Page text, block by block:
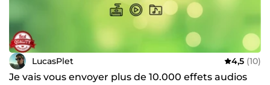
LucasPlet 4,5 (10)
Je vais vous envoyer plus de 10.000 effets audios